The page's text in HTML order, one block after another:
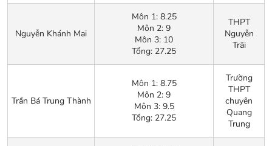
Nguyễn Khánh Mai
Môn 1: 8.25
Môn 2: 9
Môn 3: 10
Tổng: 27.25
THPT
Nguyễn
Trãi
Trần Bá Trung Thành
Môn 1: 8.75
Môn 2: 9
Môn 3: 9.5
Tổng: 27.25
Trường
THPT
chuyên
Quang
Trung